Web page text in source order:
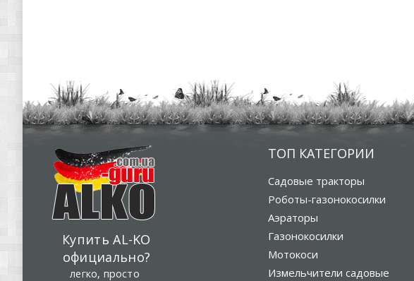
Купить AL-KO
официально?
легко, просто
ТОП КАТЕГОРИИ
Садовые тракторы
Роботы-газонокосилки
Аэраторы
Газонокосилки
Мотокоси
Измельчители садовые